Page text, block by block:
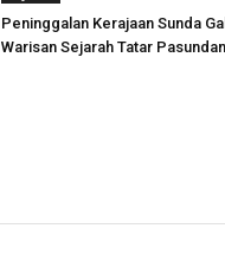
Peninggalan Kerajaan Sunda
Warisan Sejarah Tatar Pasundan